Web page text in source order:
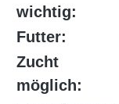
wichtig:
Futter:
Zucht
möglich: